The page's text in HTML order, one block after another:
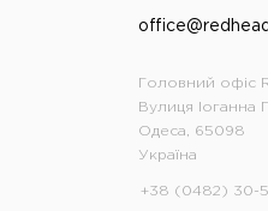
Головний офіс
Вулиця Іоганна
Одеса, 65098
Україна
+38 (0482) 30-